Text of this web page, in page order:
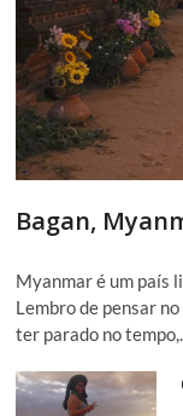
Bagan,
Myanmar é um país
Lembro de pensar
ter parado no